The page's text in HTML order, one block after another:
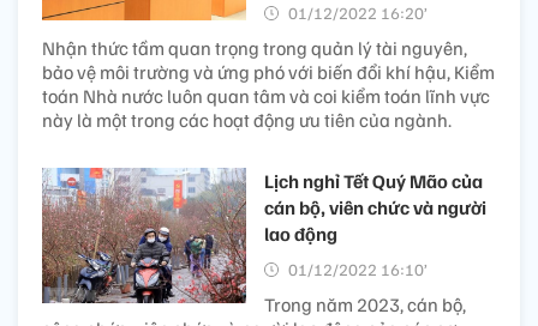
01/12/2022 16:20’
Nhận thức tầm quan trọng trong quản lý tài nguyên,
bảo vệ môi trường và ứng phó với biến đổi khí hậu, Kiểm
toán Nhà nước luôn quan tâm và coi kiểm toán lĩnh vực
này là một trong các hoạt động ưu tiên của ngành.
Lịch nghỉ Tết Quý Mão của
cán bộ, viên chức và người
lao động
01/12/2022 16:10’
Trong năm 2023, cán bộ,